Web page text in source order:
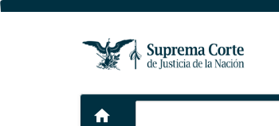
home